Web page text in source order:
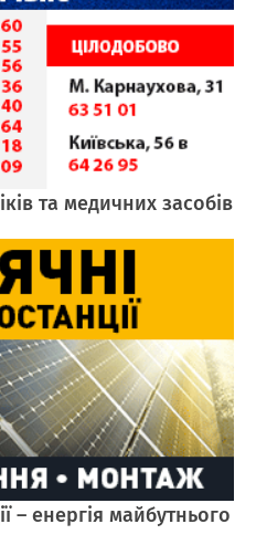
та медичних засобів
– енергія майбутнього